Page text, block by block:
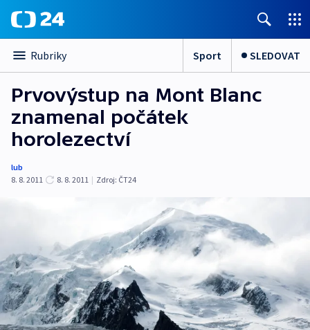
Rubriky Sport SLEDOVAT
Prvovýstup na Mont Blanc
znamenal počátek
horolezectví
lub
8. 8. 2011
8. 8. 2011 | Zdroj: ČT24